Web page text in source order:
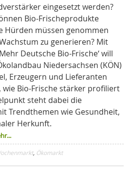
eingesetzt werden?
Bio-Frischeprodukte
Hürden müssen genommen
zu generieren? Mit
Deutsche Bio-Frische‘ will
Niedersachsen (KÖN)
Erzeugern und Lieferanten
Bio-Frische stärker profiliert
steht dabei die
Trendthemen wie Gesundheit,
Herkunft.
, Ökomarkt